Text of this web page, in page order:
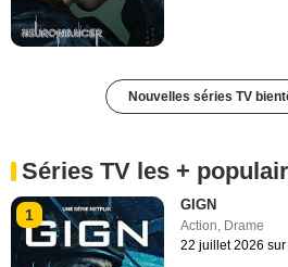
Nouvelles séries TV
Séries TV les +
1
GIGN
Action, Drame
22 juillet 2026